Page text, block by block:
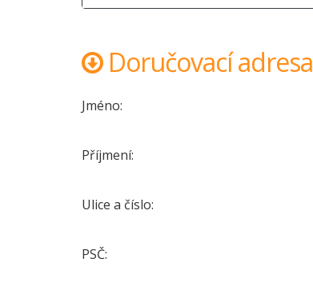
Doručovací adresa
Jméno:
Příjmení:
Ulice a číslo:
PSČ: